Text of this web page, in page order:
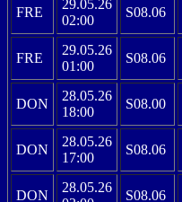
FRE
29.05.26
02:00
S08.06
FRE
29.05.26
01:00
S08.06
DON
28.05.26
18:00
S08.00
DON
28.05.26
17:00
S08.06
DON
28.05.26
S08.06